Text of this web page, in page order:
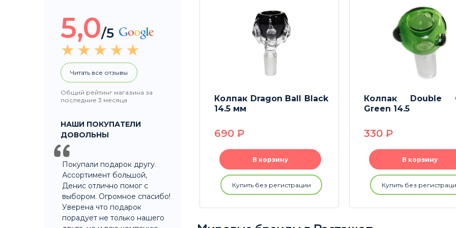
5,0/5
Читать все отзывы
Общий рейтинг магазина за
последние 3 месяца
НАШИ ПОКУПАТЕЛИ
ДОВОЛЬНЫ
Покупали подарок другу.
Ассортимент большой,
Денис отлично помог с
выбором. Огромное спасибо!
Уверена что подарок
порадует не только нашего
Колпак Rastashop Classic
450P
Купить без регистрации
Колпак Dragon Ball Black
14.5 мм
690 P
В корзину
Купить без регистрации
Колпак Double
Green 14.5
330 P
В корзину
Купить без